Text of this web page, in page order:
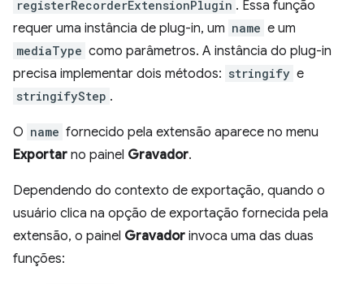
registerRecorderExtensionPlugin . Essa função
requer uma instância de plug-in, um name e um
mediaType como parâmetros. A instância do plug-in
precisa implementar dois métodos: stringify e
stringifyStep .
O name fornecido pela extensão aparece no menu
Exportar no painel Gravador.
Dependendo do contexto de exportação, quando o
usuário clica na opção de exportação fornecida pela
extensão, o painel Gravador invoca uma das duas
funções: